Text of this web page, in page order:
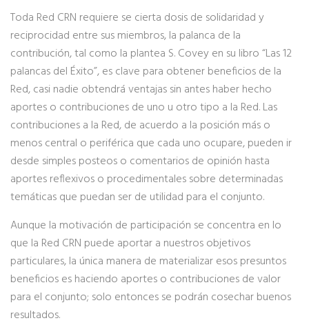
Toda Red CRN requiere se cierta dosis de solidaridad y
reciprocidad entre sus miembros, la palanca de la
contribución, tal como la plantea S. Covey en su libro “Las 12
palancas del Éxito”, es clave para obtener beneficios de la
Red, casi nadie obtendrá ventajas sin antes haber hecho
aportes o contribuciones de uno u otro tipo a la Red. Las
contribuciones a la Red, de acuerdo a la posición más o
menos central o periférica que cada uno ocupare, pueden ir
desde simples posteos o comentarios de opinión hasta
aportes reflexivos o procedimentales sobre determinadas
temáticas que puedan ser de utilidad para el conjunto.
Aunque la motivación de participación se concentra en lo
que la Red CRN puede aportar a nuestros objetivos
particulares, la única manera de materializar esos presuntos
beneficios es haciendo aportes o contribuciones de valor
para el conjunto; solo entonces se podrán cosechar buenos
resultados.